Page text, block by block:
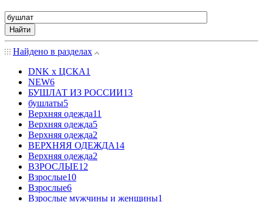
Найти
Найдено в разделах
DNK x ЦСКА1
NEW6
БУШЛАТ ИЗ РОССИИ13
бушлаты5
Верхняя одежда11
Верхняя одежда5
Верхняя одежда2
ВЕРХНЯЯ ОДЕЖДА14
Верхняя одежда2
ВЗРОСЛЫЕ12
Взрослые10
Взрослые6
Взрослые мужчины и женщины1